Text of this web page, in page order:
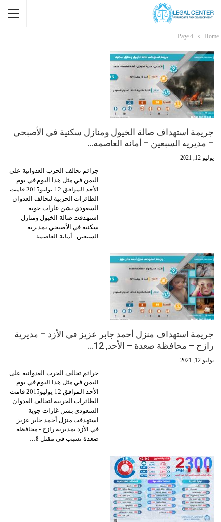
Home
Page 4
جريمة استهداف صالة الخيول ومنازل سكنية في الأصبحي
– مديرية السبعين – أمانة العاصمة…
يوليو 12, 2021
جرائم تحالف الحرب العدوانية على
اليمن في مثل هذا اليوم في يوم
الأحد الموافق 12 يوليو2015 قامت
الطائرات الحربية لتحالف العدوان
السعودي بشن غارات جوية
استهدفت صالة الخيول ومنازل
سكنية في الأصبحي بمديرية
السبعين - أمانة العاصمة -…
جريمة استهداف منزل أحمد جابر عزيز في الأزد – مديرية
رازح – محافظة صعدة – الأحد, 12…
يوليو 12, 2021
جرائم تحالف الحرب العدوانية على
اليمن في مثل هذا اليوم في يوم
الأحد الموافق 12 يوليو2015 قامت
الطائرات الحربية لتحالف العدوان
السعودي بشن غارات جوية
استهدفت منزل أحمد جابر عزيز
في الأزد بمديرية رازح - محافظة
صعدة تسبب في مقتل 8…